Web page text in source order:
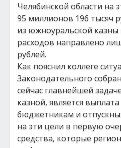
Челябинской области на
95 миллионов 196 тысяч
из южноуральской казны
расходов направлено
рублей.
Как пояснил коллеге
Законодательного
сейчас главнейшей
казной, является
бюджетникам и
на эти цели в первую
средства, которые